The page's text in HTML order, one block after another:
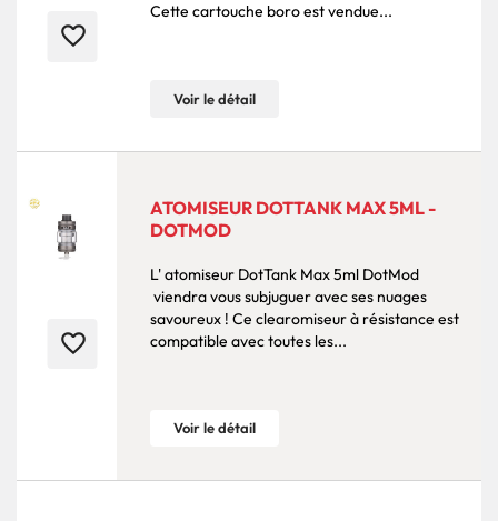
favorite_border
Cette cartouche boro est vendue...
Voir le détail
favorite_border
ATOMISEUR DOTTANK MAX 5ML -
DOTMOD
L' atomiseur DotTank Max 5ml DotMod
viendra vous subjuguer avec ses nuages
savoureux ! Ce clearomiseur à résistance est
compatible avec toutes les...
Voir le détail